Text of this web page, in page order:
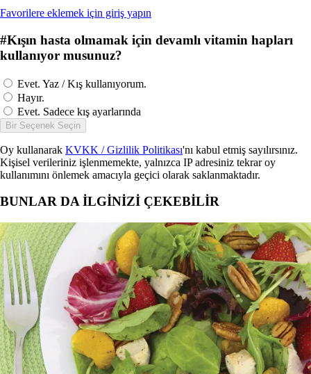
Favorilere eklemek için giriş yapın
#Kışın hasta olmamak için devamlı vitamin hapları
kullanıyor musunuz?
Evet. Yaz / Kış kullanıyorum.
Hayır.
Evet. Sadece kış ayarlarında
Bir Seçenek Seçin
Oy kullanarak KVKK / Gizlilik Politikası'nı kabul etmiş sayılırsınız.
Kişisel verileriniz işlenmemekte, yalnızca IP adresiniz tekrar oy
kullanımını önlemek amacıyla geçici olarak saklanmaktadır.
BUNLAR DA İLGİNİZİ ÇEKEBİLİR